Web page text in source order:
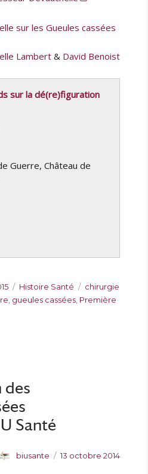
sur les Gueules cassées
Lambert& David Benoist
sur la dé(re)figuration
Guerre, Château de
C
a
e
Histoire Santé
É
t
chirurgie
, gueules cassées, Première
des
Santé
Abiusante
P
13 octobre 2014